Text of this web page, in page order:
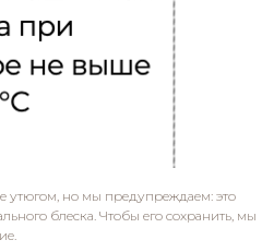
утюгом, но мы предупреждаем: это
блеска. Чтобы его сохранить, мы